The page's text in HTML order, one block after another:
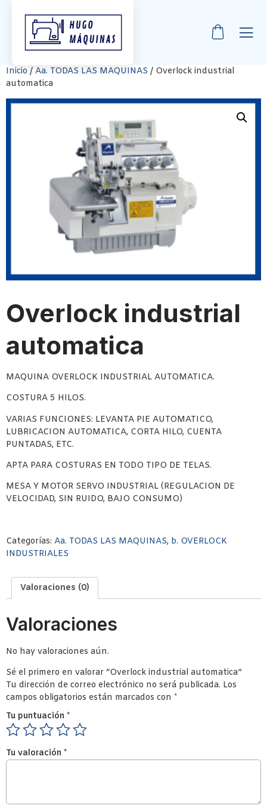
Inicio / Aa. TODAS LAS MAQUINAS / Overlock industrial
automatica
Overlock industrial
automatica
MAQUINA OVERLOCK INDUSTRIAL AUTOMATICA.
COSTURA 5 HILOS.
VARIAS FUNCIONES: LEVANTA PIE AUTOMATICO,
LUBRICACION AUTOMATICA, CORTA HILO, CUENTA
PUNTADAS, ETC.
APTA PARA COSTURAS EN TODO TIPO DE TELAS.
MESA Y MOTOR SERVO INDUSTRIAL (REGULACION DE
VELOCIDAD, SIN RUIDO, BAJO CONSUMO)
Categorías: Aa. TODAS LAS MAQUINAS, b. OVERLOCK
INDUSTRIALES
Valoraciones (0)
Valoraciones
No hay valoraciones aún.
Sé el primero en valorar “Overlock industrial automatica”
Tu dirección de correo electrónico no será publicada. Los
campos obligatorios están marcados con *
Tu puntuación *
Tu valoración *